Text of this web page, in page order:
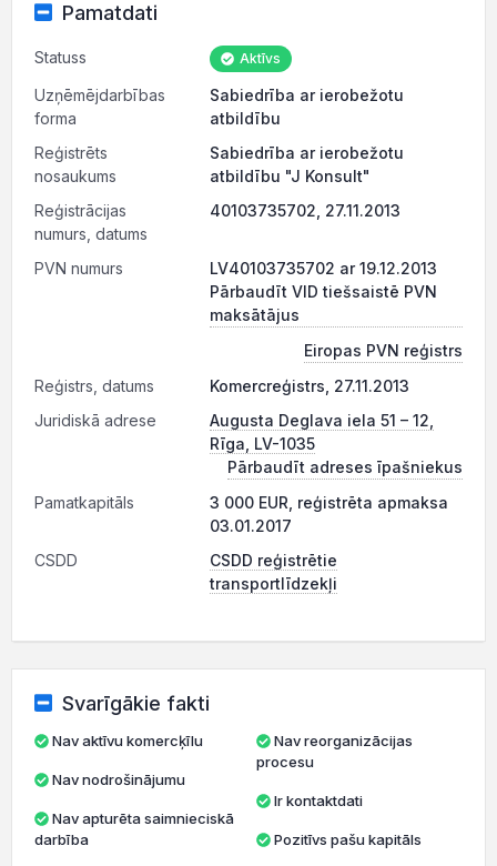
Pamatdati
Statuss Aktīvs
Uzņēmējdarbības
forma
Sabiedrība ar ierobežotu
atbildību
Reģistrēts
nosaukums
Sabiedrība ar ierobežotu
atbildību "J Konsult"
Reģistrācijas
numurs, datums
40103735702, 27.11.2013
PVN numurs
LV40103735702 ar 19.12.2013
Pārbaudīt VID tiešsaistē PVN
maksātājus
Eiropas PVN reģistrs
Reģistrs, datums
Komercreģistrs, 27.11.2013
Juridiskā adrese
Augusta Deglava iela 51 – 12,
Rīga, LV-1035
Pārbaudīt adreses īpašniekus
Pamatkapitāls
3 000 EUR, reģistrēta apmaksa
03.01.2017
CSDD
CSDD reģistrētie
transportlīdzekļi
Svarīgākie fakti
Nav aktīvu komercķīlu
Nav nodrošinājumu
darbība
Nav reorganizācijas
procesu
Ir kontaktdati
Pozitīvs pašu kapitāls